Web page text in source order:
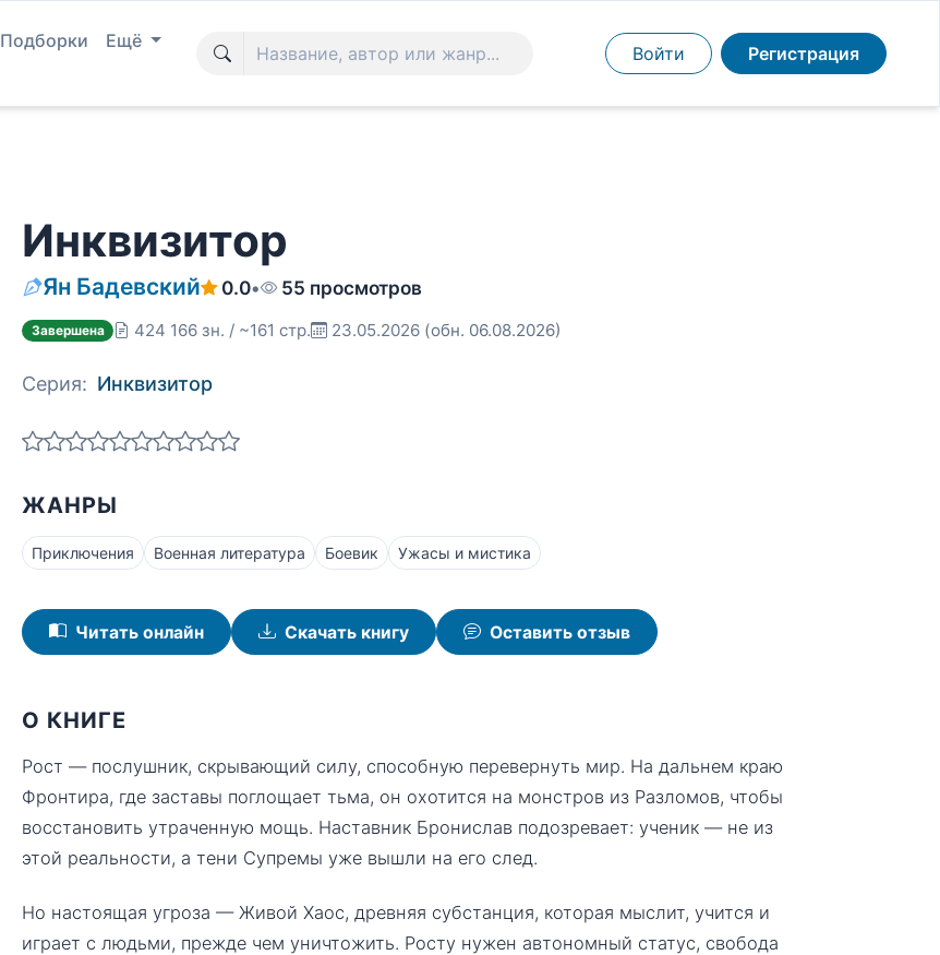
Подборки Ещё
Войти Регистрация
Инквизитор
Ян Бадевский 0.0• 55 просмотров
Завершена 424 166 зн. / ~161 стр. 23.05.2026 (обн. 06.08.2026)
Серия: Инквизитор
ЖАНРЫ
Приключения Военная литература Боевик Ужасы и мистика
Читать онлайн Скачать книгу Оставить отзыв
О КНИГЕ
Рост — послушник, скрывающий силу, способную перевернуть мир. На дальнем краю
Фронтира, где заставы поглощает тьма, он охотится на монстров из Разломов, чтобы
восстановить утраченную мощь. Наставник Бронислав подозревает: ученик — не из
этой реальности, а тени Супремы уже вышли на его след.
Но настоящая угроза — Живой Хаос, древняя субстанция, которая мыслит, учится и
играет с людьми, прежде чем уничтожить. Росту нужен автономный статус, свобода